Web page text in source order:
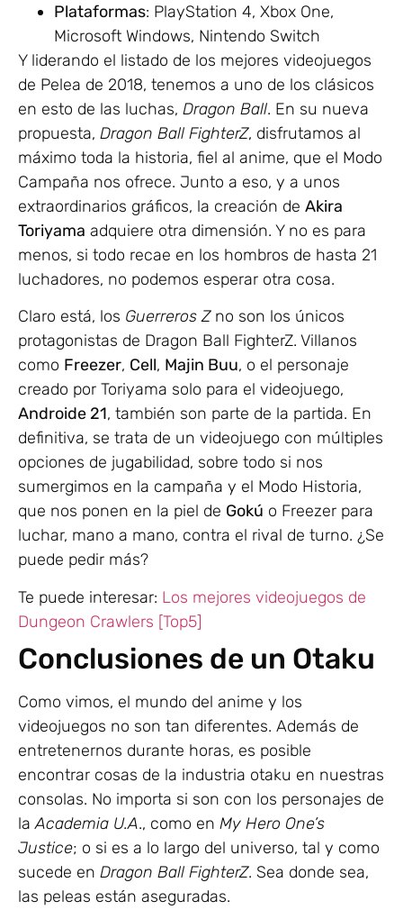
Plataformas: PlayStation 4, Xbox One,
Microsoft Windows, Nintendo Switch
Y liderando el listado de los mejores videojuegos
de Pelea de 2018, tenemos a uno de los clásicos
en esto de las luchas, Dragon Ball. En su nueva
propuesta, Dragon Ball FighterZ, disfrutamos al
máximo toda la historia, fiel al anime, que el Modo
Campaña nos ofrece. Junto a eso, y a unos
extraordinarios gráficos, la creación de Akira
Toriyama adquiere otra dimensión. Y no es para
menos, si todo recae en los hombros de hasta 21
luchadores, no podemos esperar otra cosa.
Claro está, los Guerreros Zno son los únicos
protagonistas de Dragon Ball FighterZ. Villanos
como Freezer, Cell, Majin Buu, o el personaje
creado por Toriyama solo para el videojuego,
Androide 21, también son parte de la partida. En
definitiva, se trata de un videojuego con múltiples
opciones de jugabilidad, sobre todo si nos
sumergimos en la campaña y el Modo Historia,
que nos ponen en la piel de Gokú o Freezer para
luchar, mano a mano, contra el rival de turno. ¿Se
puede pedir más?
Te puede interesar: Los mejores videojuegos de
Dungeon Crawlers [Top5]
Conclusiones de un Otaku
Como vimos, el mundo del anime y los
videojuegos no son tan diferentes. Además de
entretenernos durante horas, es posible
encontrar cosas de la industria otaku en nuestras
consolas. No importa si son con los personajes de
la Academia U.A., como en My Hero One’s
Justice; o si es a lo largo del universo, tal y como
sucede en Dragon Ball FighterZ. Sea donde sea,
las peleas están aseguradas.